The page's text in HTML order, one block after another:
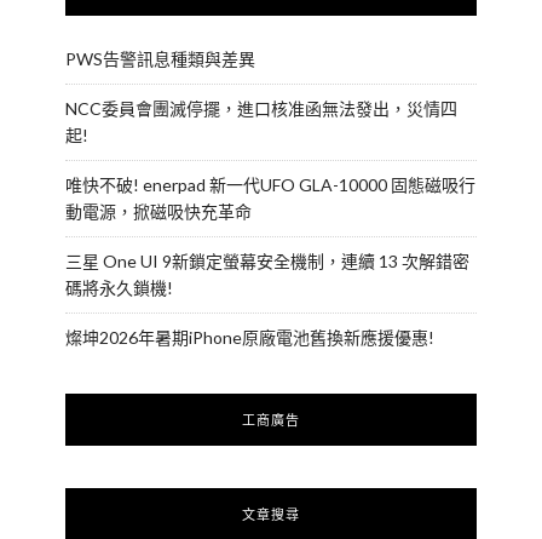
PWS告警訊息種類與差異
NCC委員會團滅停擺，進口核准函無法發出，災情四
起!
唯快不破! enerpad 新一代UFO GLA-10000 固態磁吸行
動電源，掀磁吸快充革命
三星 One UI 9新鎖定螢幕安全機制，連續 13 次解錯密
碼將永久鎖機!
燦坤2026年暑期iPhone原廠電池舊換新應援優惠!
工商廣告
文章搜尋